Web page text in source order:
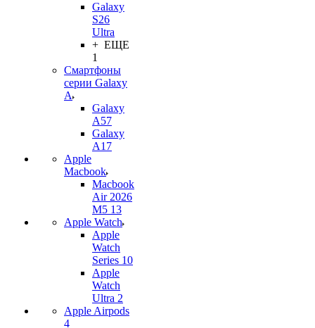
Galaxy
S26
Ultra
+ ЕЩЕ
1
Смартфоны
серии Galaxy
A
Galaxy
A57
Galaxy
A17
Apple
Macbook
Macbook
Air 2026
M5 13
Apple Watch
Apple
Watch
Series 10
Apple
Watch
Ultra 2
Apple Airpods
4